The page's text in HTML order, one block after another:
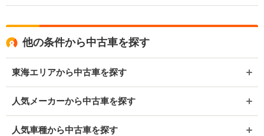
他の条件から中古車を探す
東海エリアから中古車を探す
人気メーカーから中古車を探す
人気車種から中古車を探す